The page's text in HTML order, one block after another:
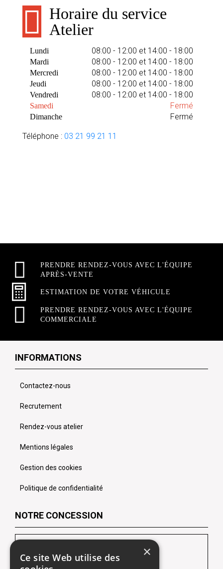
Horaire du service
Atelier
Lundi 08:00 - 12:00 et 14:00 - 18:00
Mardi 08:00 - 12:00 et 14:00 - 18:00
Mercredi 08:00 - 12:00 et 14:00 - 18:00
Jeudi 08:00 - 12:00 et 14:00 - 18:00
Vendredi 08:00 - 12:00 et 14:00 - 18:00
Samedi Fermé
Dimanche Fermé
Téléphone : 03 21 99 21 11
PRENDRE RENDEZ-VOUS AVEC L'ÉQUIPE
APRÈS-VENTE
ESTIMATION DE VOTRE VÉHICULE
PRENDRE RENDEZ-VOUS AVEC L'ÉQUIPE
COMMERCIALE
INFORMATIONS
Contactez-nous
Recrutement
Rendez-vous atelier
Mentions légales
Gestion des cookies
Politique de confidentialité
NOTRE CONCESSION
LES CHEVRONS SOFIDA Lens
×
Ce site Web utilise des